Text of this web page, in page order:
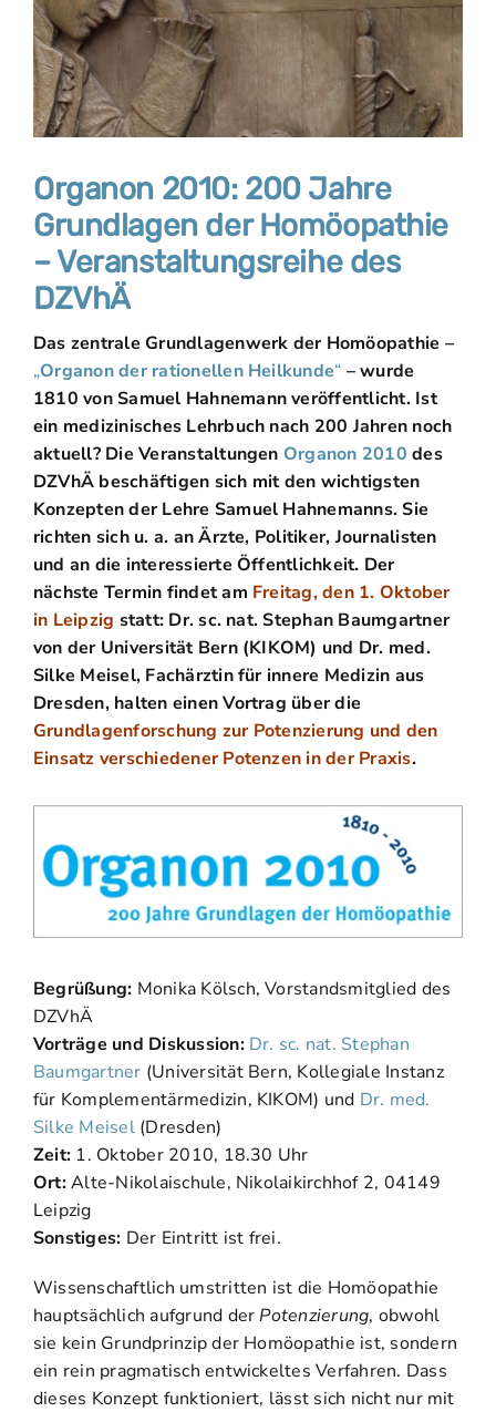
Organon 2010: 200 Jahre
Grundlagen der Homöopathie
– Veranstaltungsreihe des
DZVhÄ
Das zentrale Grundlagenwerk der Homöopathie –
„Organon der rationellen Heilkunde“ – wurde
1810 von Samuel Hahnemann veröffentlicht. Ist
ein medizinisches Lehrbuch nach 200 Jahren noch
aktuell? Die Veranstaltungen Organon 2010 des
DZVhÄ beschäftigen sich mit den wichtigsten
Konzepten der Lehre Samuel Hahnemanns. Sie
richten sich u. a. an Ärzte, Politiker, Journalisten
und an die interessierte Öffentlichkeit. Der
nächste Termin findet am Freitag, den 1. Oktober
in Leipzig statt: Dr. sc. nat.Stephan Baumgartner
von der Universität Bern (KIKOM) und Dr. med.
Silke Meisel, Fachärztin für innere Medizin aus
Dresden, halten einen Vortrag über die
Grundlagenforschung zur Potenzierung und den
Einsatz verschiedener Potenzen in der Praxis.
Begrüßung: Monika Kölsch, Vorstandsmitglied des
DZVhÄ
Vorträge und Diskussion: Dr. sc. nat. Stephan
Baumgartner (Universität Bern, Kollegiale Instanz
für Komplementärmedizin, KIKOM) und Dr. med.
Silke Meisel(Dresden)
Zeit: 1. Oktober 2010, 18.30 Uhr
Ort:Alte-Nikolaischule, Nikolaikirchhof 2, 04149
Leipzig
Sonstiges: Der Eintritt ist frei.
Wissenschaftlich umstritten ist die Homöopathie
hauptsächlich aufgrund derPotenzierung, obwohl
sie kein Grundprinzip der Homöopathie ist, sondern
ein rein pragmatisch entwickeltes Verfahren. Dass
dieses Konzept funktioniert, lässt sich nicht nur mit